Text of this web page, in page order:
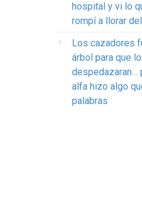
hospital y vi lo
rompí a llorar
Los cazadores
árbol para que
despedazaran…
alfa hizo algo
palabras